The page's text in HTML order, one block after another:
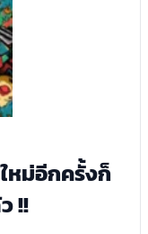
หม่อีกครั้งก็
!!